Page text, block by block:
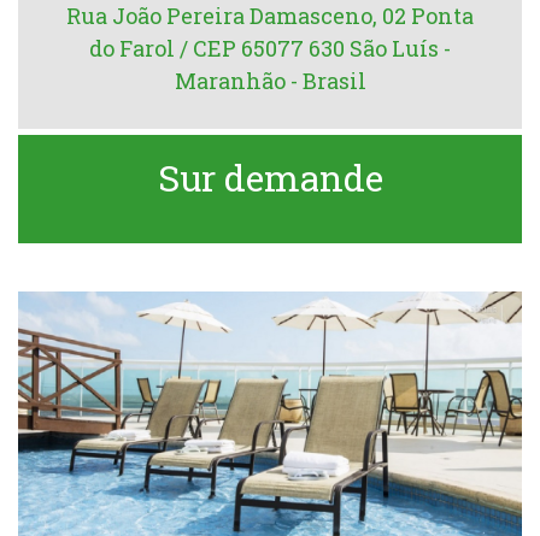
Rua João Pereira Damasceno, 02 Ponta
do Farol / CEP 65077 630 São Luís -
Maranhão - Brasil
Sur demande